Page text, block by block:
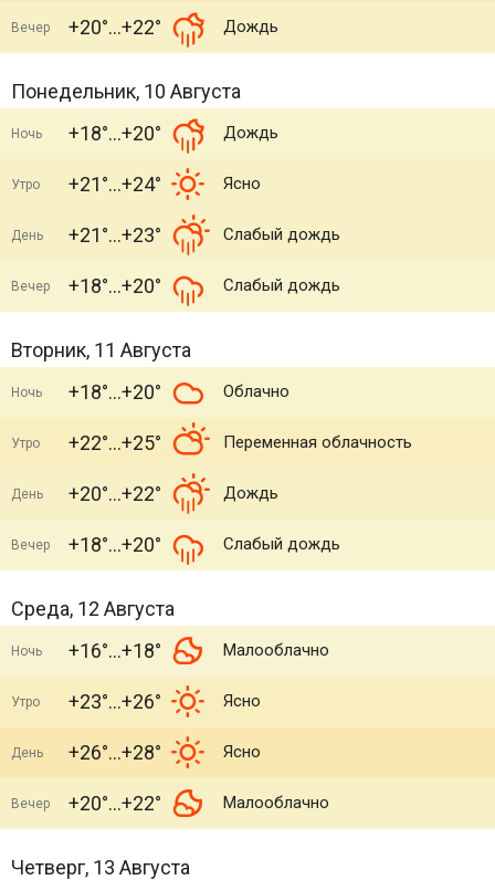
Вечер +20° +22° Дождь
Понедельник, 10 Августа
Ночь +18° +20° Дождь
Утро +21° +24° Ясно
День +21° +23° Слабый дождь
Вечер +18° +20° Слабый дождь
Вторник, 11 Августа
Ночь +18° +20° Облачно
Утро +22° +25° Переменная облачность
День +20° +22° Дождь
Вечер +18° +20° Слабый дождь
Среда, 12 Августа
Ночь +16° +18° Малооблачно
Утро +23° +26° Ясно
День +26° +28° Ясно
Вечер +20° +22° Малооблачно
Четверг, 13 Августа